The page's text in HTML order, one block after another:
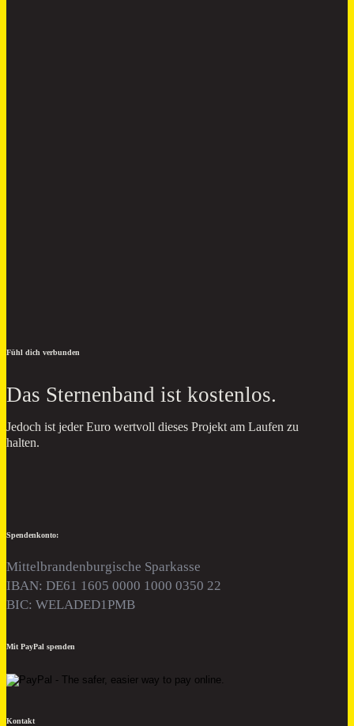
Fühl dich verbunden
Das Sternenband ist kostenlos.
Jedoch ist jeder Euro wertvoll dieses Projekt am Laufen zu
halten.
Spendenkonto:
Mittelbrandenburgische Sparkasse
IBAN: DE61 1605 0000 1000 0350 22
BIC: WELADED1PMB
Mit PayPal spenden
Kontakt